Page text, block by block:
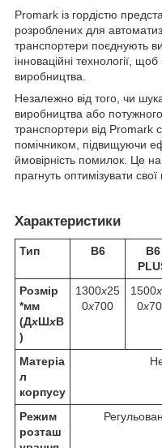
Promark із гордістю
розроблених для
транспортери поєднують
інноваційні технології,
виробництва.
Незалежно від того, чи
виробництва або
транспортери від Promark
помічником, підвищуючи
ймовірність помилок. Це
прагнуть оптимізувати
Характеристики
Тип B6
B6
Розмір
*мм
(ДхШхВ
)
1300х25
0х700
1500х
0х
Матеріа
л
корпусу
Режим
розташ